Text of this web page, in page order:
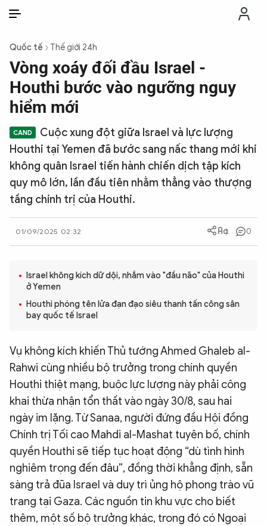
THỜI SỰ
CHỐNG DIỄN BIẾN HÒA BÌNH
CÔNG AN TRONG LÒNG DÂN
XÃ HỘI
PHÁP LUẬT
CÔNG NGHỆ
QUỐC TẾ
VĂN HÓA - THỂ THAO
BẠN ĐỌC & CAND
ĐA PHƯƠNG TIỆN
eMagazine
Podcast
Video Ảnh
Infographic
Chuyên trang An ninh thế giới Văn nghệ Công an
Chuyên đề
Quốc tế Thế giới 24h
Vòng xoáy đối đầu Israel -
Houthi bước vào ngưỡng nguy
hiểm mới
Cuộc xung đột giữa Israel và lực lượng
Houthi tại Yemen đã bước sang nấc thang mới khi
không quân Israel tiến hành chiến dịch tập kích
quy mô lớn, lần đầu tiên nhằm thẳng vào thượng
tầng chính trị của Houthi.
01/09/2025 02:32 0
Israel không kích dữ dội, nhắm vào "đầu não" của Houthi
ở Yemen
Houthi phóng tên lửa đạn đạo siêu thanh tấn công sân
bay quốc tế Israel
Vụ không kích khiến Thủ tướng Ahmed Ghaleb al-
Rahwi cùng nhiều bộ trưởng trong chính quyền
Houthi thiệt mạng, buộc lực lượng này phải công
khai thừa nhận tổn thất vào ngày 30/8, sau hai
ngày im lặng. Từ Sanaa, người đứng đầu Hội đồng
Chính trị Tối cao Mahdi al-Mashat tuyên bố, chính
quyền Houthi sẽ tiếp tục hoạt động “dù tình hình
nghiêm trọng đến đâu”, đồng thời khẳng định, sẵn
sàng trả đũa Israel và duy trì ủng hộ phong trào vũ
trang tại Gaza. Các nguồn tin khu vực cho biết
thêm, một số bộ trưởng khác, trong đó có Ngoại